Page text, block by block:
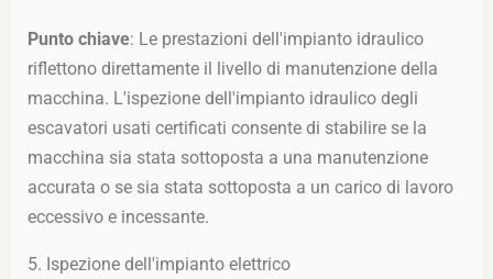
Punto chiave: Le prestazioni dell'impianto idraulico
riflettono direttamente il livello di manutenzione della
macchina. L'ispezione dell'impianto idraulico degli
escavatori usati certificati consente di stabilire se la
macchina sia stata sottoposta a una manutenzione
accurata o se sia stata sottoposta a un carico di lavoro
eccessivo e incessante.
5. Ispezione dell'impianto elettrico